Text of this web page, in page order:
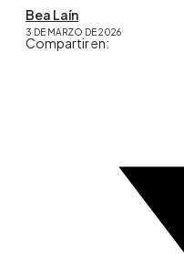
Bea Laín
3 DE MARZO DE 2026
Compartir en: